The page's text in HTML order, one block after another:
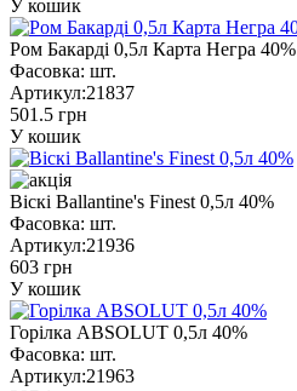
У кошик
Ром Бакарді 0,5л Карта Негра 40%
Фасовка: шт.
Артикул:21837
501.5 грн
У кошик
Віскі Ballantine's Finest 0,5л 40%
Фасовка: шт.
Артикул:21936
603 грн
У кошик
Горілка ABSOLUT 0,5л 40%
Фасовка: шт.
Артикул:21963